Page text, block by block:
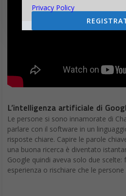
L’intelligenza artificiale di
Le persone si sono innamorate di
parlare con il software in un
risposte chiare. Capire le parole
una buona ricerca è diventato
Google quindi aveva solo due scelte:
esperienza o rischiare che le
Privacy Policy